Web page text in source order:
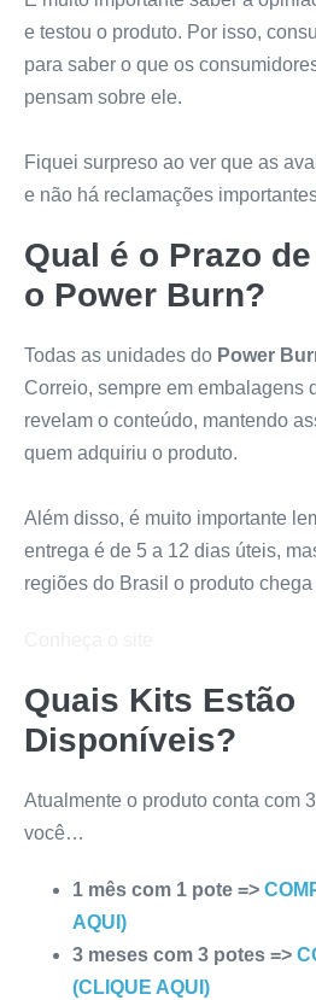
e testou o produto. Por isso,
para saber o que os
pensam sobre ele.
Fiquei surpreso ao ver que as
e não há reclamações
Qual é o Prazo
o Power Burn?
Todas as unidades do Power
Correio, sempre em embalagens
revelam o conteúdo, mantendo
quem adquiriu o produto.
Além disso, é muito importante
entrega é de 5 a 12 dias úteis,
regiões do Brasil o produto
Quais Kits Estão
Disponíveis?
Atualmente o produto conta com
você…
1 mês com 1 pote =>
AQUI)
3 meses com 3 potes =>
(CLIQUE AQUI)